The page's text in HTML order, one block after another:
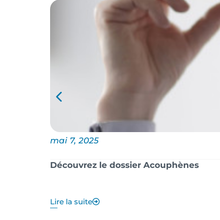
mai 7, 2025
Découvrez le dossier Acouphènes
Lire la suite